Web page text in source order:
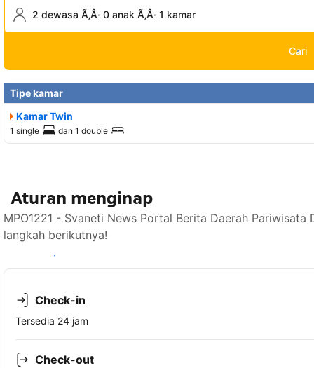
2 dewasa Ã‚Â· 0 anak Ã‚Â· 1 kamar
Cari
Tipe kamar
Kamar Twin
1 single dan 1 double
Aturan menginap
MPO1221 - Svaneti News Portal Berita Daerah
langkah berikutnya!
Lihat ketersediaan
Check-in
Tersedia 24 jam
Check-out